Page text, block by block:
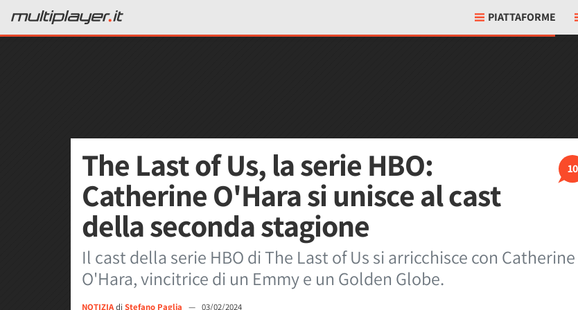
PIATTAFORME
10
The Last of Us, la serie HBO:
Catherine O'Hara si unisce al cast
della seconda stagione
Il cast della serie HBO di The Last of Us si arricchisce con Catherine
O'Hara, vincitrice di un Emmy e un Golden Globe.
NOTIZIAdi Stefano Paglia — 03/02/2024